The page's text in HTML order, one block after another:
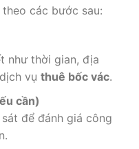
các bước sau:
như thời gian, địa
vụ thuê bốc vác.
cần)
để đánh giá công